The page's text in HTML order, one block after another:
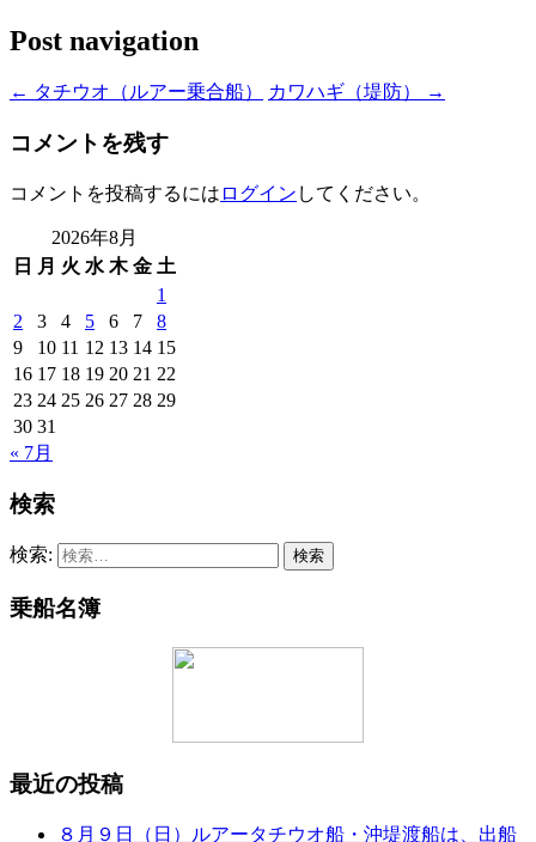
Post navigation
← タチウオ（ルアー乗合船） カワハギ（堤防） →
コメントを残す
コメントを投稿するには ログイン してください。
2026年8月
日
月 火 水 木 金 土
1
2
3 4 5 6 7
8
9
10 11 12 13 14 15
16 17 18 19 20 21 22
23 24 25 26 27 28 29
30 31
« 7月
検索
検索:
乗船名簿
最近の投稿
８月９日（日）ルアータチウオ船・沖堤渡船は、出船